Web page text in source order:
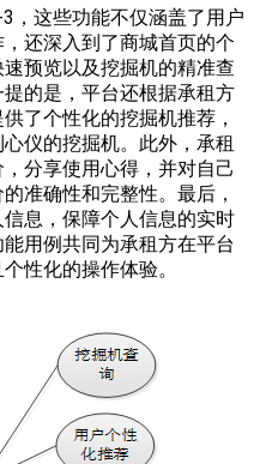
，这些功能不仅涵盖了用户
还深入到了商城首页的个
预览以及挖掘机的精准查
的是，平台还根据承租方
了个性化的挖掘机推荐，
仪的挖掘机。此外，承租
分享使用心得，并对自己
准确性和完整性。最后，
息，保障个人信息的实时
用例共同为承租方在平台
性化的操作体验。